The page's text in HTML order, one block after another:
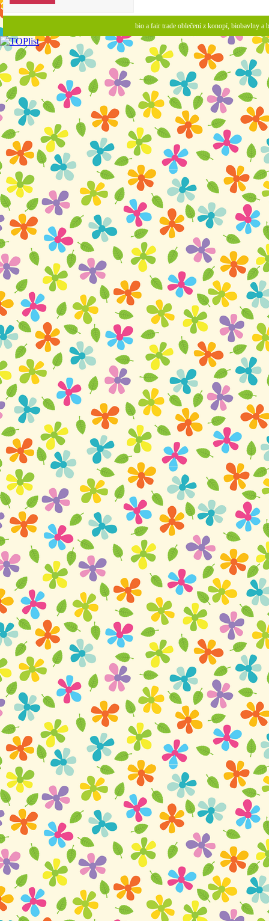
bio a fair trade oblečení z konopí, biobavlny a